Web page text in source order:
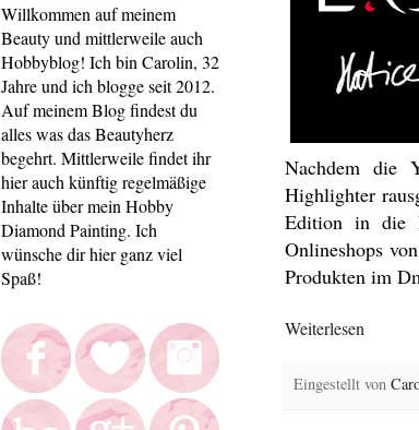
Nachdem die
Highlighter
Edition in die
Onlineshops
Produkten im
Weiterlesen
Eingestellt von
Willkommen auf meinem
Beauty und mittlerweile auch
Hobbyblog! Ich bin Carolin, 32
Jahre und ich blogge seit 2012.
Auf meinem Blog findest du
alles was das Beautyherz
begehrt. Mittlerweile findet ihr
hier auch künftig regelmäßige
Inhalte über mein Hobby
Diamond Painting. Ich
wünsche dir hier ganz viel
Spaß!